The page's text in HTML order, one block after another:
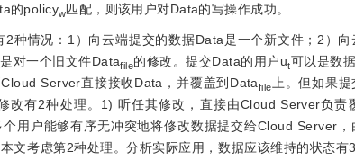
的policyw匹配，则该用户对Data的写操作成功。
2种情况：1）向云端提交的数据Data是一个新文件；2）
对一个旧文件Datafile的修改。提交Data的用户ut可以是数
Server直接接收Data，并覆盖到Datafile 上。但如果
改有2种处理。1) 听任其修改，直接由Cloud Server负责
个用户能够有序无冲突地将修改数据提交给Cloud Server
文考虑第2种处理。分析实际应用，数据应该维持的状态